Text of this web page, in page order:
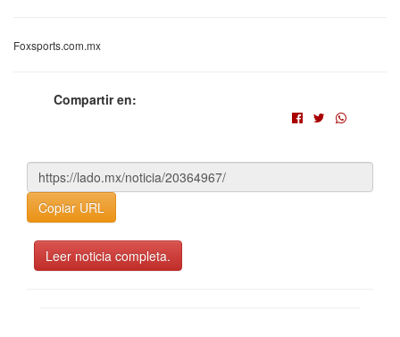
Foxsports.com.mx
Compartir en:
Copiar URL
Leer noticia completa.